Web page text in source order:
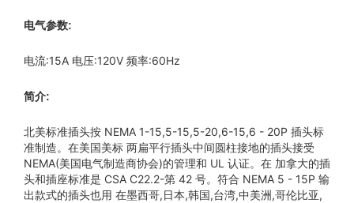
电气参数:
电流:15A 电压:120V 频率:60Hz
简介:
北美标准插头按 NEMA 1-15,5-15,5-20,6-15,6 - 20P 插头标
准制造。在美国美标 两扁平行插头中间圆柱接地的插头接受
NEMA(美国电气制造商协会)的管理和 UL 认证。在 加拿大的插
头和插座标准是 CSA C22.2-第 42 号。符合 NEMA 5 - 15P 输
出款式的插头也用 在墨西哥,日本,韩国,台湾,中美洲,哥伦比亚,